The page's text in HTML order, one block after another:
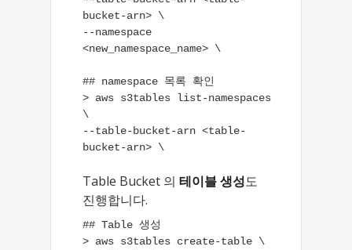
bucket-arn> \
--namespace
<new_namespace_name> \
## namespace 목록 확인
> aws s3tables list-namespaces
\
--table-bucket-arn <table-
bucket-arn> \
Table Bucket 의 테이블 생성도
진행합니다.
## Table 생성
> aws s3tables create-table \